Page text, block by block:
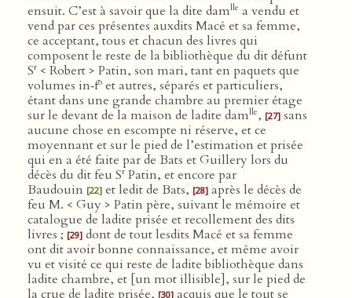
ensuit. C’est à savoir que la dite damlle a vendu et
vend par ces présentes auxdits Macé et sa femme,
ce acceptant, tous et chacun des livres qui
composent le reste de la bibliothèque du dit défunt
Sr < Robert > Patin, son mari, tant en paquets que
volumes in‑fo et autres, séparés et particuliers,
étant dans une grande chambre au premier étage
sur le devant de la maison de ladite damlle, [27] sans
aucune chose en escompte ni réserve, et ce
moyennant et sur le pied de l’estimation et prisée
qui en a été faite par de Bats et Guillery lors du
décès du dit feu Sr Patin, et encore par
Baudouin [22] et ledit de Bats, [28] après le décès de
feu M. < Guy > Patin père, suivant le mémoire et
catalogue de ladite prisée et recollement des dits
livres ; [29] dont de tout lesdits Macé et sa femme
ont dit avoir bonne connaissance, et même avoir
vu et visité ce qui reste de ladite bibliothèque dans
ladite chambre, et [un mot illisible], sur le pied de
la crue de ladite prisée, [30] acquis que le tout se